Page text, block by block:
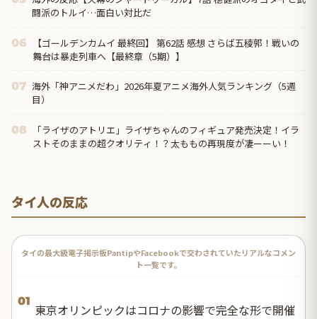
闘派のトルイ…面白い対比だ
06
【ゴールデンカムイ 最終回】 第62話 感想 さらば五稜郭！戦いの
舞台は暴走列車へ【最終章（5期）】
07 海外「神アニメだわ」2026年夏アニメ海外人気ランキング（5週
目）
08
「ライザのアトリエ」ライザちゃんのフィギュア発売決定！イラ
ストそのままの超クオリティ！？太ももの再現度が凄ーーい！
タイ人の反応
タイの最大級電子掲示板PantipやFacebookで交わされていたリアルなコメン
ト一覧です。
01
東京オリンピックはコロナの影響で完全な形で開催